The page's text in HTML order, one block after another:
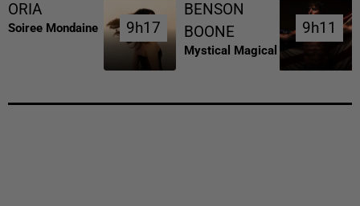
ORIA
Soiree Mondaine 9h17
9h17
BENSON
BOONE
Mystical Magical
9h11
9h11